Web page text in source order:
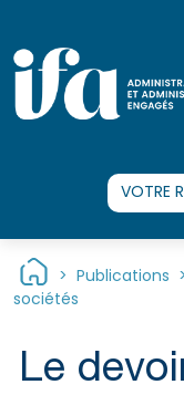
> Publications >
sociétés
Le